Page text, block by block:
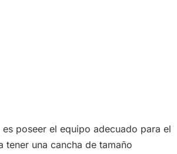
poseer el equipo adecuado para el
una cancha de tamaño